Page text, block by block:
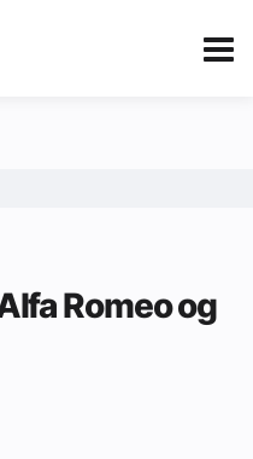
Romeo og